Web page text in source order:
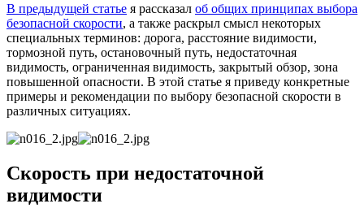
В предыдущей статье я рассказал об общих принципах выбора
безопасной скорости, а также раскрыл смысл некоторых
специальных терминов: дорога, расстояние видимости,
тормозной путь, остановочный путь, недостаточная
видимость, ограниченная видимость, закрытый обзор, зона
повышенной опасности. В этой статье я приведу конкретные
примеры и рекомендации по выбору безопасной скорости в
различных ситуациях.
Скорость при недостаточной
видимости